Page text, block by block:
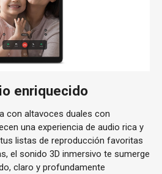
enriquecido
con altavoces duales con
una experiencia de audio rica y
listas de reproducción favoritas
el sonido 3D inmersivo te sumerge
claro y profundamente